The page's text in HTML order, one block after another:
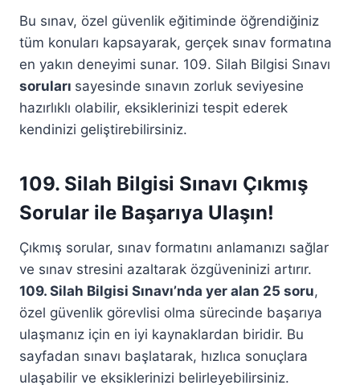
Bu sınav, özel güvenlik eğitiminde öğrendiğiniz
tüm konuları kapsayarak, gerçek sınav formatına
en yakın deneyimi sunar. 109. Silah Bilgisi Sınavı
soruları sayesinde sınavın zorluk seviyesine
hazırlıklı olabilir, eksiklerinizi tespit ederek
kendinizi geliştirebilirsiniz.
109. Silah Bilgisi Sınavı Çıkmış
Sorular ile Başarıya Ulaşın!
Çıkmış sorular, sınav formatını anlamanızı sağlar
ve sınav stresini azaltarak özgüveninizi artırır.
109. Silah Bilgisi Sınavı’nda yer alan 25 soru,
özel güvenlik görevlisi olma sürecinde başarıya
ulaşmanız için en iyi kaynaklardan biridir. Bu
sayfadan sınavı başlatarak, hızlıca sonuçlara
ulaşabilir ve eksiklerinizi belirleyebilirsiniz.